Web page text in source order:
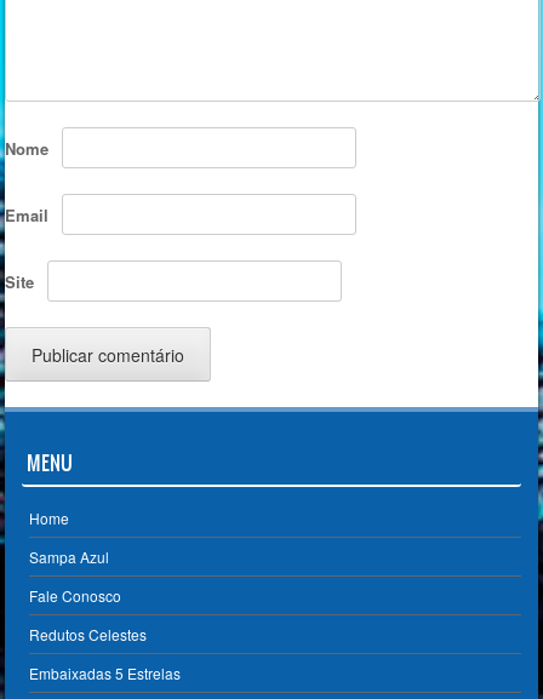
Nome
Email
Site
MENU
Home
Sampa Azul
Fale Conosco
Redutos Celestes
Embaixadas 5 Estrelas